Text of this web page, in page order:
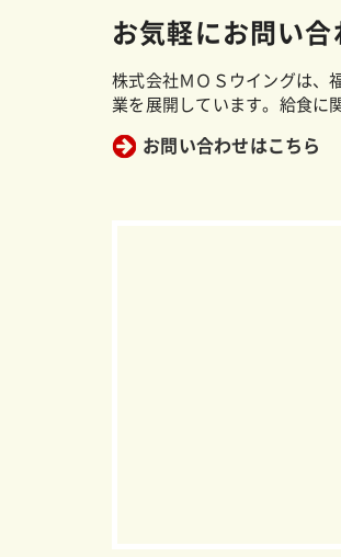
お気軽にお問い
株式会社ＭＯＳウイングは、
業を展開しています。給食に
お問い合わせはこちら